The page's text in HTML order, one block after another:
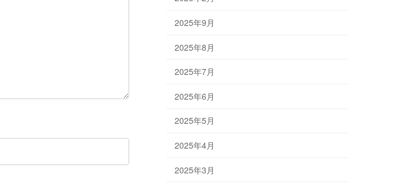
2025年9月
2025年8月
2025年7月
2025年6月
2025年5月
2025年4月
2025年3月